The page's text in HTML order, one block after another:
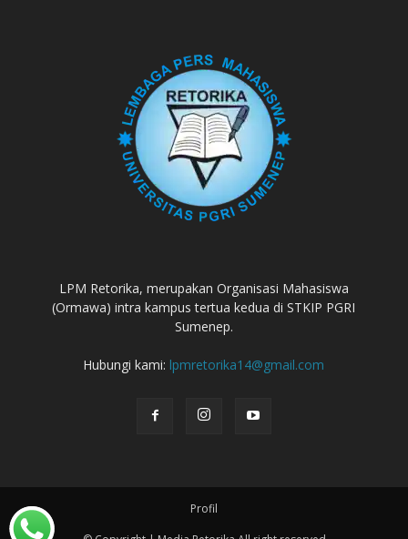
LPM Retorika, merupakan Organisasi Mahasiswa
(Ormawa) intra kampus tertua kedua di STKIP PGRI
Sumenep.
Hubungi kami: lpmretorika14@gmail.com
Profil